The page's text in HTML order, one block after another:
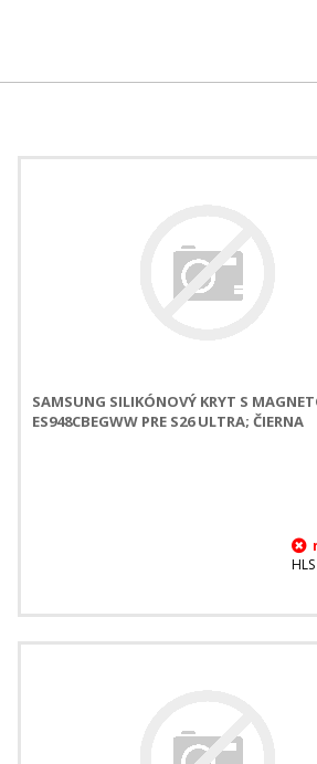
SAMSUNG SILIKÓNOVÝ KRYT S
ES948CBEGWW PRE S26 ULTRA; ČIERNA
HLS